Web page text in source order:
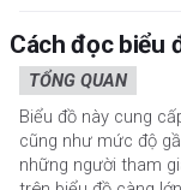
Cách đọc biểu
TỔNG QUAN
Biểu đồ này cung
cũng như mức độ
những người tham